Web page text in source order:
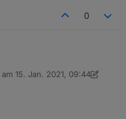
0
zurück das man aus
TV schalten kann.
einen "Play Button"
15. Jan. 2021, 09:44
von